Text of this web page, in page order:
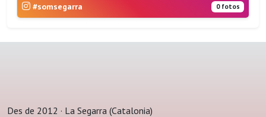
#somsegarra 0 fotos
Des de 2012 · La Segarra (Catalonia)